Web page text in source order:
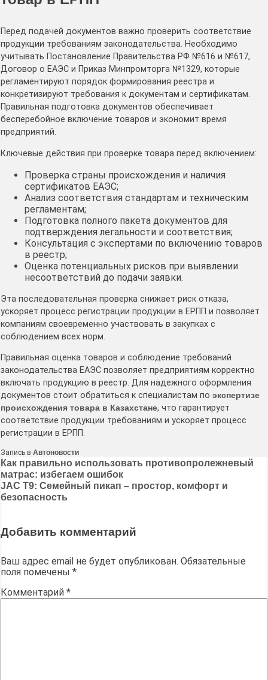
Перед подачей документов важно проверить соответствие
продукции требованиям законодательства. Необходимо
учитывать Постановление Правительства РФ №616 и №617,
Договор о ЕАЭС и Приказ Минпромторга №1329, которые
регламентируют порядок формирования реестра и
конкретизируют требования к документам и сертификатам.
Правильная подготовка документов обеспечивает
бесперебойное включение товаров и экономит время
предприятий.
Ключевые действия при проверке товара перед включением:
Проверка страны происхождения и наличия
сертификатов ЕАЭС;
Анализ соответствия стандартам и техническим
регламентам;
Подготовка полного пакета документов для
подтверждения легальности и соответствия;
Консультация с экспертами по включению товаров
в реестр;
Оценка потенциальных рисков при выявлении
несоответствий до подачи заявки.
Эта последовательная проверка снижает риск отказа,
ускоряет процесс регистрации продукции в ЕРПП и позволяет
компаниям своевременно участвовать в закупках с
соблюдением всех норм.
Правильная оценка товаров и соблюдение требований
законодательства ЕАЭС позволяет предприятиям корректно
включать продукцию в реестр. Для надежного оформления
документов стоит обратиться к специалистам по экспертизе
происхождения товара в Казахстане, что гарантирует
соответствие продукции требованиям и ускоряет процесс
регистрации в ЕРПП.
Запись в Автоновости
Навигация
по
записям
Как правильно использовать противопролежневый
матрас: избегаем ошибок
JAC T9: Семейный пикап – простор, комфорт и
безопасность
Добавить комментарий
Ваш адрес email не будет опубликован. Обязательные
поля помечены *
Комментарий *